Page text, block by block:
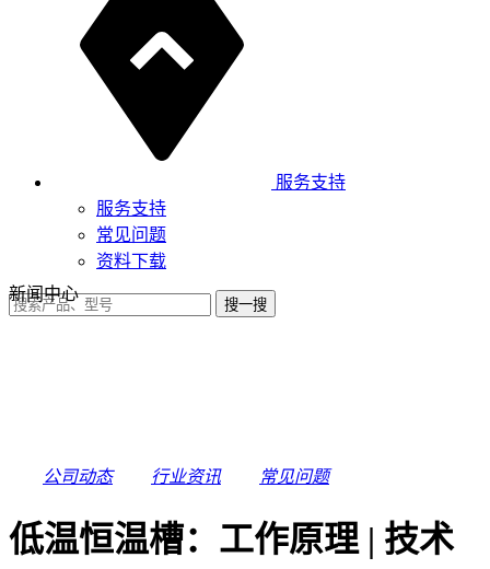
服务支持
服务支持
常见问题
资料下载
新闻中心
公司动态 行业资讯 常见问题
低温恒温槽：工作原理 | 技术